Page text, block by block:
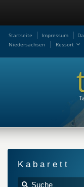
Startseite Impressum
Niedersachsen
Ressort
Kabarett